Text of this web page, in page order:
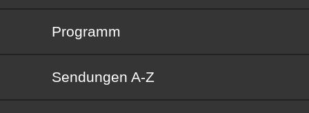
Programm
Sendungen von A bis Z
Sendungen A-Z